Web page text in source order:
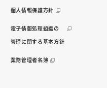
個人情報保護方針
電子情報処理組織の
管理に関する基本方針
業務管理者名簿